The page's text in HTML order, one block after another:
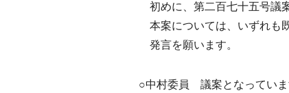
初めに、第二百七十五号議
本案については、いずれも
発言を願います。
○中村委員 議案となっていま